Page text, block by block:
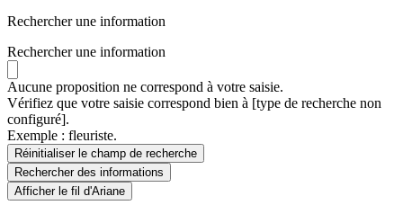
Rechercher une information
Rechercher une information
Aucune proposition ne correspond à votre saisie.
Vérifiez que votre saisie correspond bien à [type de recherche non
configuré].
Exemple : fleuriste.
Réinitialiser le champ de recherche
Rechercherdes informations
Afficher le fil d'Ariane